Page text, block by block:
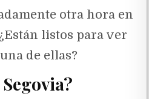
otra hora en
listos para ver
de ellas?